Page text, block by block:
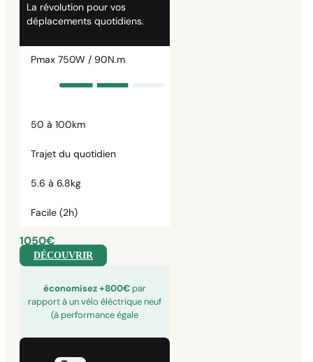
La révolution pour vos
déplacements quotidiens.
Pmax 750W / 90N.m
50 à 100km
Trajet du quotidien
5.6 à 6.8kg
Facile (2h)
1050€
DÉCOUVRIR
économisez +800€ par
rapport à un vélo éléctrique neuf
(à performance égale